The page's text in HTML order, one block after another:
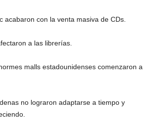
acabaron con la venta masiva de CDs.
a las librerías.
malls estadounidenses comenzaron a
no lograron adaptarse a tiempo y